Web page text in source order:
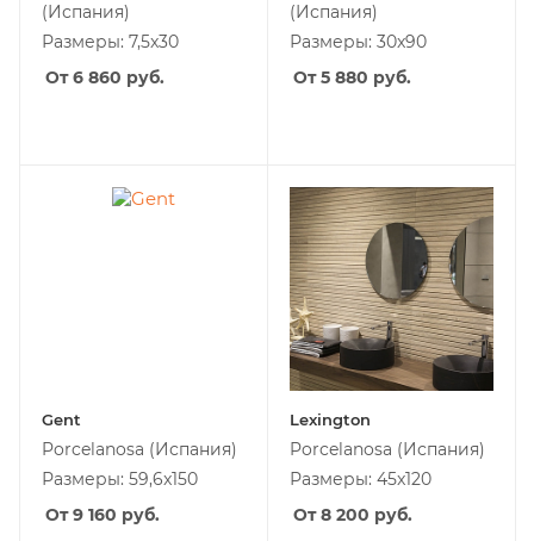
(Испания)
Размеры: 7,5x30
От 6 860 руб.
(Испания)
Размеры: 30x90
От 5 880 руб.
Gent
Porcelanosa (Испания)
Размеры: 59,6x150
От 9 160 руб.
Lexington
Porcelanosa (Испания)
Размеры: 45x120
От 8 200 руб.